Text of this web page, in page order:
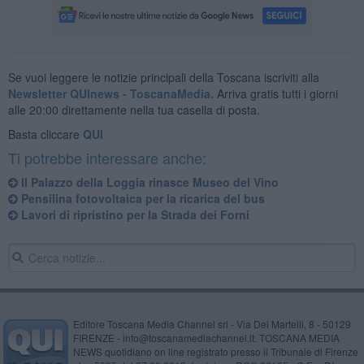
Se vuoi leggere le notizie principali della Toscana iscriviti alla
Newsletter QUInews - ToscanaMedia. Arriva gratis tutti i giorni
alle 20:00 direttamente nella tua casella di posta.
Basta cliccare QUI
Ti potrebbe interessare anche:
Il Palazzo della Loggia rinasce Museo del Vino
Pensilina fotovoltaica per la ricarica del bus
Lavori di ripristino per la Strada dei Forni
Editore Toscana Media Channel srl - Via Dei Martelli, 8 - 50129
FIRENZE - info@toscanamediachannel.it. TOSCANA MEDIA
NEWS quotidiano on line registrato presso il Tribunale di Firenze